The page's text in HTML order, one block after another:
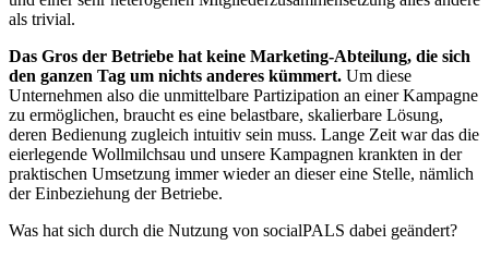
als trivial.
Das Gros der Betriebe hat keine Marketing-Abteilung, die sich
den ganzen Tag um nichts anderes kümmert. Um diese
Unternehmen also die unmittelbare Partizipation an einer Kampagne
zu ermöglichen, braucht es eine belastbare, skalierbare Lösung,
deren Bedienung zugleich intuitiv sein muss. Lange Zeit war das die
eierlegende Wollmilchsau und unsere Kampagnen krankten in der
praktischen Umsetzung immer wieder an dieser eine Stelle, nämlich
der Einbeziehung der Betriebe.
Was hat sich durch die Nutzung von socialPALS dabei geändert?